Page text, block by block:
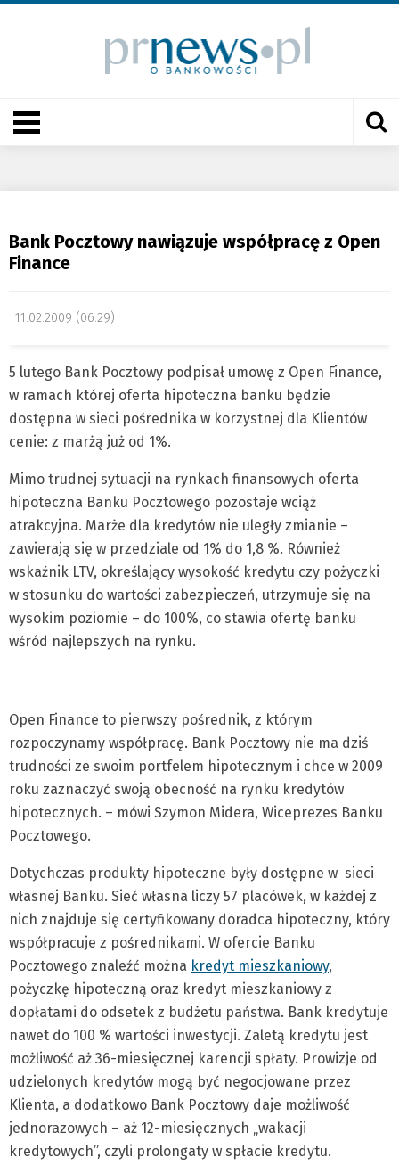
Bank Pocztowy nawiązuje współpracę z Open
Finance
11.02.2009 (06:29)
5 lutego Bank Pocztowy podpisał umowę z Open Finance,
w ramach której oferta hipoteczna banku będzie
dostępna w sieci pośrednika w korzystnej dla Klientów
cenie: z marżą już od 1%.
Mimo trudnej sytuacji na rynkach finansowych oferta
hipoteczna Banku Pocztowego pozostaje wciąż
atrakcyjna. Marże dla kredytów nie uległy zmianie –
zawierają się w przedziale od 1% do 1,8 %. Również
wskaźnik LTV, określający wysokość kredytu czy pożyczki
w stosunku do wartości zabezpieczeń, utrzymuje się na
wysokim poziomie – do 100%, co stawia ofertę banku
wśród najlepszych na rynku.
Open Finance to pierwszy pośrednik, z którym
rozpoczynamy współpracę. Bank Pocztowy nie ma dziś
trudności ze swoim portfelem hipotecznym i chce w 2009
roku zaznaczyć swoją obecność na rynku kredytów
hipotecznych. – mówi Szymon Midera, Wiceprezes Banku
Pocztowego.
Dotychczas produkty hipoteczne były dostępne w sieci
własnej Banku. Sieć własna liczy 57 placówek, w każdej z
nich znajduje się certyfikowany doradca hipoteczny, który
współpracuje z pośrednikami. W ofercie Banku
Pocztowego znaleźć można kredyt mieszkaniowy,
pożyczkę hipoteczną oraz kredyt mieszkaniowy z
dopłatami do odsetek z budżetu państwa. Bank kredytuje
nawet do 100 % wartości inwestycji. Zaletą kredytu jest
możliwość aż 36-miesięcznej karencji spłaty. Prowizje od
udzielonych kredytów mogą być negocjowane przez
Klienta, a dodatkowo Bank Pocztowy daje możliwość
jednorazowych – aż 12-miesięcznych „wakacji
kredytowych”, czyli prolongaty w spłacie kredytu.